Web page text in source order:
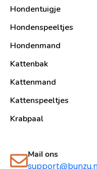
Hondentuigje
Hondenspeeltjes
Hondenmand
Kattenbak
Kattenmand
Kattenspeeltjes
Krabpaal​
Mail ons